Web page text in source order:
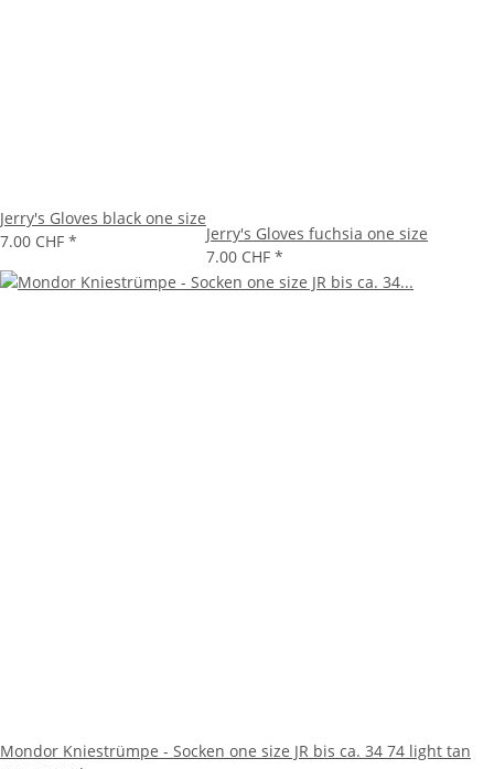
Jerry's Gloves black one size
7.00 CHF *
Jerry's Gloves fuchsia one size
7.00 CHF *
Mondor Kniestrümpe - Socken one size JR bis ca. 34 74 light tan